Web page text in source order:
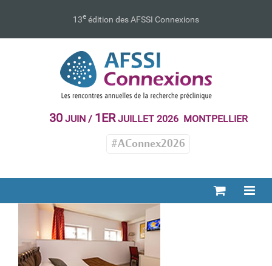
13e édition des AFSSI Connexions
30JUIN / 1ERJUILLET 2026 MONTPELLIER
#AConnex2026